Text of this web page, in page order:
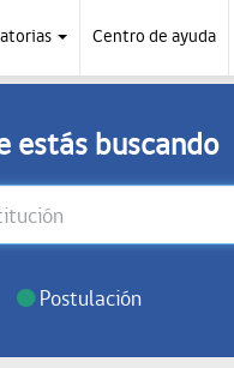
Centro de ayuda
estás buscando
Postulación